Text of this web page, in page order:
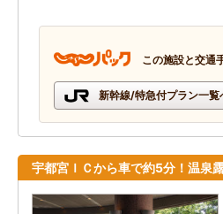
この施設と交通
新幹線/特急付プラン一覧
宇都宮ＩＣから車で約5分！温泉